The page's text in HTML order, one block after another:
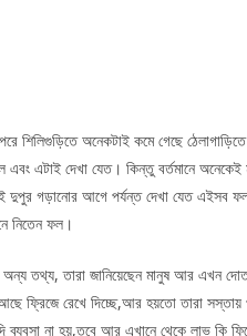
শিলিগুড়িতে অনেকটাই কমে গেছে
এবং এটাই দেখা যেত। কিন্তু বর্তমানে
দুপুর গড়ানোর আগে পর্যন্ত দেখা যেত এইসব
নিতেন ফল।
অন্য তথ্য, তারা জানিয়েছেন মানুষ আর এখন
ফ্রিজে রেখে দিচ্ছে,আর হয়তো তারা
না হয়,তবে আর এখানে থেকে লাভ কি